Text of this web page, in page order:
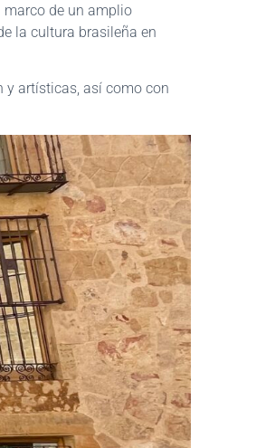
marco de un amplio
la cultura brasileña en
y artísticas, así como con